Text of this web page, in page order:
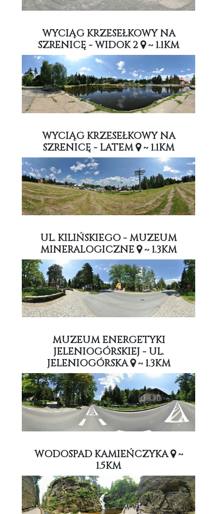
WYCIĄG KRZESEŁKOWY NA
SZRENICĘ - WIDOK 2 ~ 1.1KM
WYCIĄG KRZESEŁKOWY NA
SZRENICĘ - LATEM ~ 1.1KM
UL. KILIŃSKIEGO - MUZEUM
MINERALOGICZNE ~ 1.3KM
MUZEUM ENERGETYKI
JELENIOGÓRSKIEJ - UL.
JELENIOGÓRSKA ~ 1.3KM
WODOSPAD KAMIEŃCZYKA ~
1.5KM